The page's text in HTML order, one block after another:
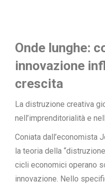
Onde lunghe:
innovazione
crescita
La distruzione creativa
nell’imprenditorialità e
Coniata dall’economista
la teoria della
cicli economici operano
innovazione. Nello